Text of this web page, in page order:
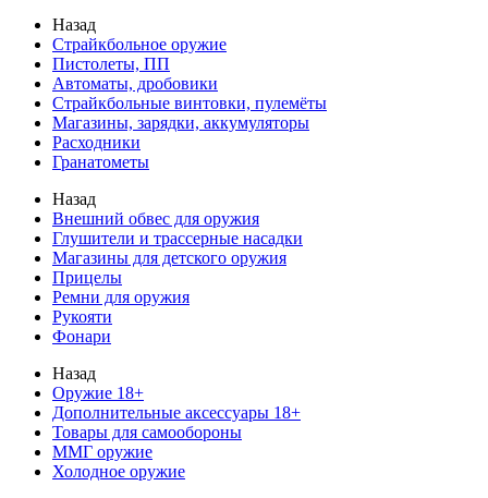
Назад
Страйкбольное оружие
Пистолеты, ПП
Автоматы, дробовики
Страйкбольные винтовки, пулемёты
Магазины, зарядки, аккумуляторы
Расходники
Гранатометы
Назад
Внешний обвес для оружия
Глушители и трассерные насадки
Магазины для детского оружия
Прицелы
Ремни для оружия
Рукояти
Фонари
Назад
Оружие 18+
Дополнительные аксессуары 18+
Товары для самообороны
ММГ оружие
Холодное оружие